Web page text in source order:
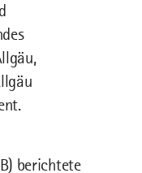
berichtete